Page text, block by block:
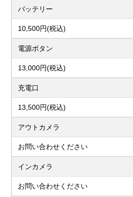
バッテリー
10,500円(税込)
電源ボタン
13,000円(税込)
充電口
13,500円(税込)
アウトカメラ
お問い合わせください
インカメラ
お問い合わせください